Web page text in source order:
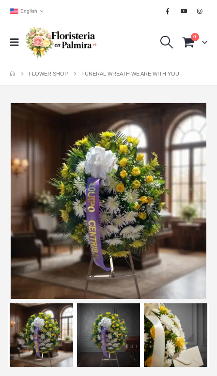
English
0
FLOWER SHOP FUNERAL WREATH WE ARE WITH YOU